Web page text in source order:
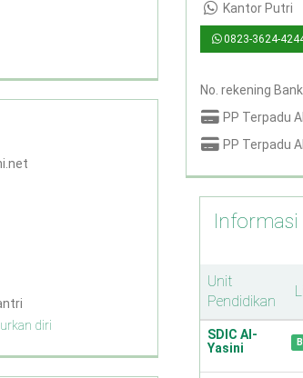
diri
Kantor Putri
0823-3624-
No. rekening
PP Terpadu
PP Terpadu
Informasi
Unit
Pendidikan
SDIC Al-
Yasini